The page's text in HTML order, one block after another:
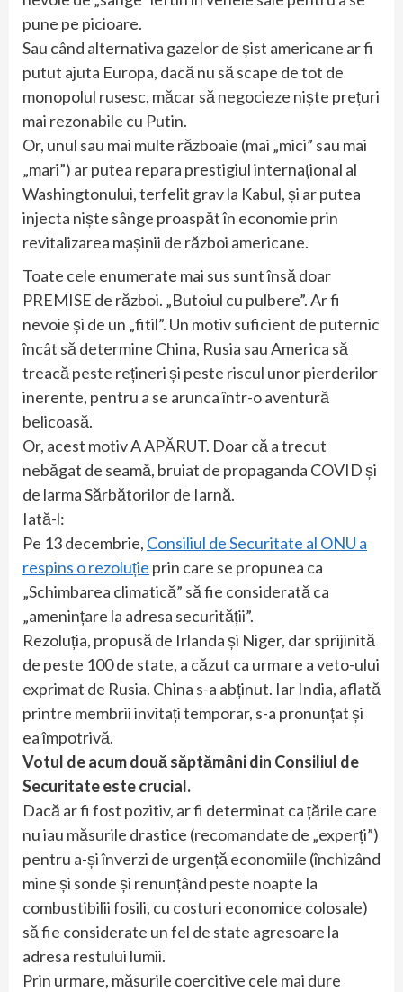
pune pe picioare.
Sau când alternativa gazelor de șist americane ar fi
putut ajuta Europa, dacă nu să scape de tot de
monopolul rusesc, măcar să negocieze niște prețuri
mai rezonabile cu Putin.
Or, unul sau mai multe războaie (mai „mici” sau mai
„mari”) ar putea repara prestigiul internațional al
Washingtonului, terfelit grav la Kabul, și ar putea
injecta niște sânge proaspăt în economie prin
revitalizarea mașinii de război americane.
Toate cele enumerate mai sus sunt însă doar
PREMISE de război. „Butoiul cu pulbere”. Ar fi
nevoie și de un „fitil”. Un motiv suficient de puternic
încât să determine China, Rusia sau America să
treacă peste rețineri și peste riscul unor pierderilor
inerente, pentru a se arunca într-o aventură
belicoasă.
Or, acest motiv A APĂRUT. Doar că a trecut
nebăgat de seamă, bruiat de propaganda COVID și
de larma Sărbătorilor de Iarnă.
Iată-l:
Pe 13 decembrie, Consiliul de Securitate al ONU a
respins o rezoluție prin care se propunea ca
„Schimbarea climatică” să fie considerată ca
„amenințare la adresa securității”.
Rezoluția, propusă de Irlanda și Niger, dar sprijinită
de peste 100 de state, a căzut ca urmare a veto-ului
exprimat de Rusia. China s-a abținut. Iar India, aflată
printre membrii invitați temporar, s-a pronunțat și
ea împotrivă.
Votul de acum două săptămâni din Consiliul de
Securitate este crucial.
Dacă ar fi fost pozitiv, ar fi determinat ca țările care
nu iau măsurile drastice (recomandate de „experți”)
pentru a-și înverzi de urgență economiile (închizând
mine și sonde și renunțând peste noapte la
combustibilii fosili, cu costuri economice colosale)
să fie considerate un fel de state agresoare la
adresa restului lumii.
Prin urmare, măsurile coercitive cele mai dure